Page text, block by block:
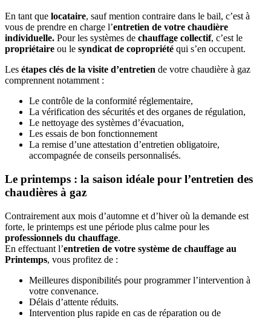
En tant que locataire, sauf mention contraire dans le bail, c’est à
vous de prendre en charge l’entretien de votre chaudière
individuelle. Pour les systèmes de chauffage collectif, c’est le
propriétaire ou le syndicat de copropriété qui s’en occupent.
Les étapes clés de la visite d’entretien de votre chaudière à gaz
comprennent notamment :
Le contrôle de la conformité réglementaire,
La vérification des sécurités et des organes de régulation,
Le nettoyage des systèmes d’évacuation,
Les essais de bon fonctionnement
La remise d’une attestation d’entretien obligatoire,
accompagnée de conseils personnalisés.
Le printemps : la saison idéale pour l’entretien des
chaudières à gaz
Contrairement aux mois d’automne et d’hiver où la demande est
forte, le printemps est une période plus calme pour les
professionnels du chauffage.
En effectuant l’entretien de votre système de chauffage au
Printemps, vous profitez de :
Meilleures disponibilités pour programmer l’intervention à
votre convenance.
Délais d’attente réduits.
Intervention plus rapide en cas de réparation ou de